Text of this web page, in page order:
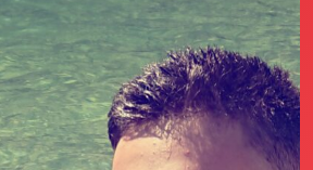
Club di Più